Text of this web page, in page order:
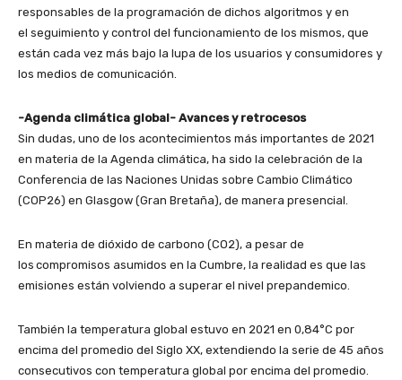
responsables de la programación de dichos algoritmos y en
el seguimiento y control del funcionamiento de los mismos, que
están cada vez más bajo la lupa de los usuarios y consumidores y
los medios de comunicación.
-Agenda climática global- Avances y retrocesos
Sin dudas, uno de los acontecimientos más importantes de 2021
en materia de la Agenda climática, ha sido la celebración de la
Conferencia de las Naciones Unidas sobre Cambio Climático
(COP26) en Glasgow (Gran Bretaña), de manera presencial.
En materia de dióxido de carbono (CO2), a pesar de
los compromisos asumidos en la Cumbre, la realidad es que las
emisiones están volviendo a superar el nivel prepandemico.
También la temperatura global estuvo en 2021 en 0,84°C por
encima del promedio del Siglo XX, extendiendo la serie de 45 años
consecutivos con temperatura global por encima del promedio.